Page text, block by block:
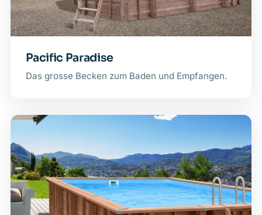
Pacific Paradise
Das grosse Becken zum Baden und Empfangen.